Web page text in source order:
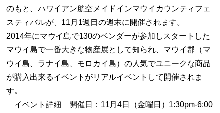
のもと、ハワイアン航空メイドインマウイカウンティフェ
スティバルが、11月1週目の週末に開催されます。
2014年にマウイ島で130のベンダーが参加しスタートした
マウイ島で一番大きな物産展として知られ、マウイ郡（マ
ウイ島、ラナイ島、モロカイ島）の人気でユニークな商品
が購入出来るイベントがリアルイベントして開催されま
す。
イベント詳細 開催日：11月4日（金曜日）1:30pm-6:00